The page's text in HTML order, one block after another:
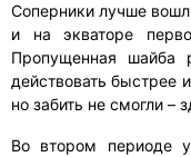
Соперники лучше
и на экваторе
Пропущенная шайба
действовать быстрее
но забить не смогли –
Во втором периоде